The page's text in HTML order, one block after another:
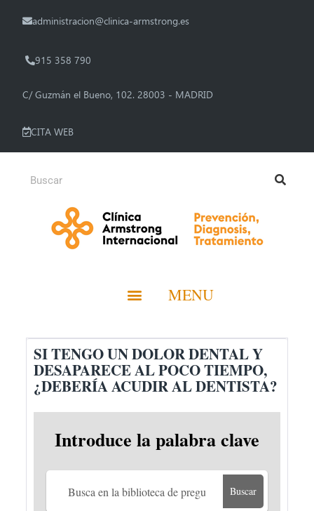
administracion@clinica-armstrong.es
915 358 790
C/ Guzmán el Bueno, 102. 28003 - MADRID
CITA WEB
SI TENGO UN DOLOR DENTAL Y
DESAPARECE AL POCO TIEMPO,
¿DEBERÍA ACUDIR AL DENTISTA?
Introduce la palabra clave
Buscar